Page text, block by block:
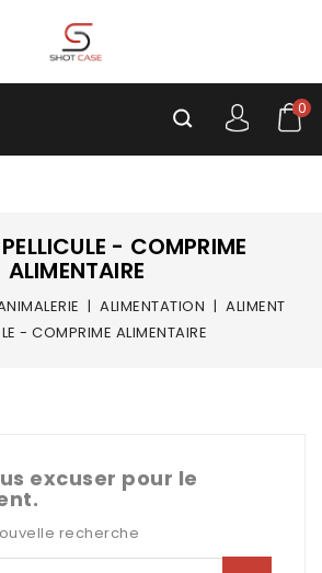
0
- COMPRIME
ALIMENTAIRE
ALIMENTATION
ALIMENT
- COMPRIME ALIMENTAIRE
excuser pour le
recherche